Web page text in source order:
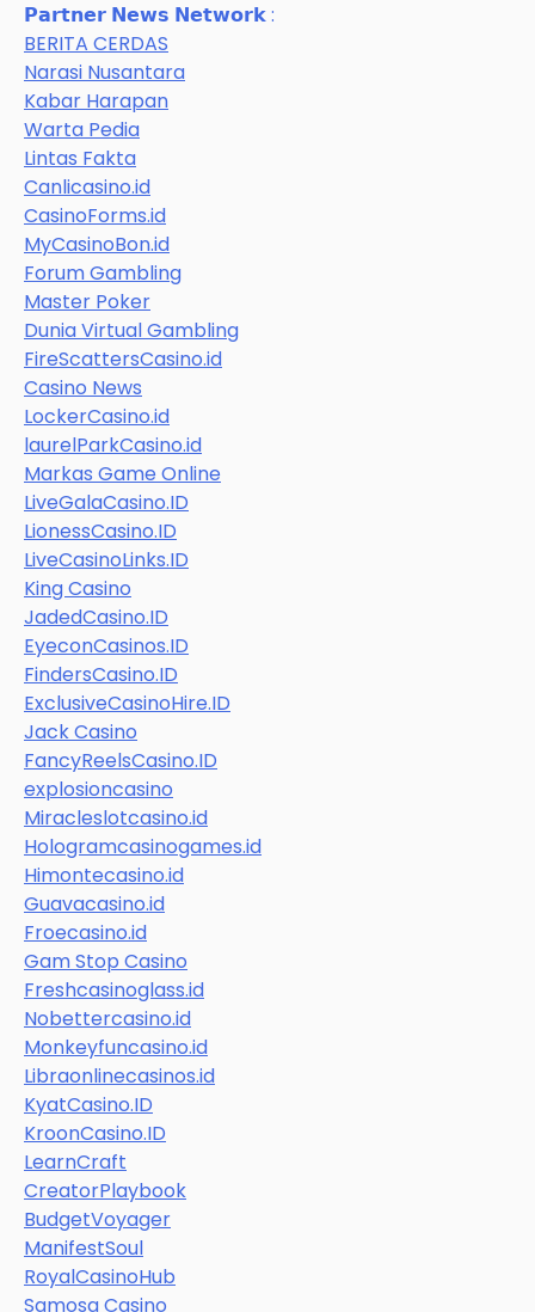
𝗣𝗮𝗿𝘁𝗻𝗲𝗿 𝗡𝗲𝘄𝘀 𝗡𝗲𝘁𝘄𝗼𝗿𝗸 :
BERITA CERDAS
Narasi Nusantara
Kabar Harapan
Warta Pedia
Lintas Fakta
Canlicasino.id
CasinoForms.id
MyCasinoBon.id
Forum Gambling
Master Poker
Dunia Virtual Gambling
FireScattersCasino.id
Casino News
LockerCasino.id
laurelParkCasino.id
Markas Game Online
LiveGalaCasino.ID
LionessCasino.ID
LiveCasinoLinks.ID
King Casino
JadedCasino.ID
EyeconCasinos.ID
FindersCasino.ID
ExclusiveCasinoHire.ID
Jack Casino
FancyReelsCasino.ID
explosioncasino
Miracleslotcasino.id
Hologramcasinogames.id
Himontecasino.id
Guavacasino.id
Froecasino.id
Gam Stop Casino
Freshcasinoglass.id
Nobettercasino.id
Monkeyfuncasino.id
Libraonlinecasinos.id
KyatCasino.ID
KroonCasino.ID
LearnCraft
CreatorPlaybook
BudgetVoyager
ManifestSoul
RoyalCasinoHub
Samosa Casino